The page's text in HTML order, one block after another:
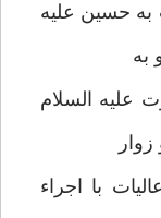
حسين عليه
به
عليه السلام
با اجراء